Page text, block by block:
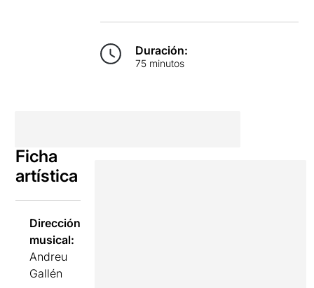
Duración:
75 minutos
Ficha
artística
Dirección
musical:
Andreu
Gallén